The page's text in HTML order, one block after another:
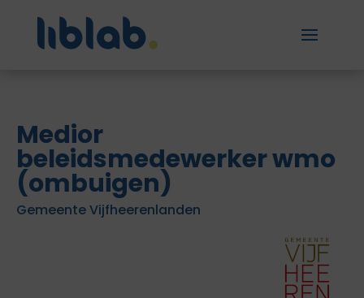
Medior
beleidsmedewerker wmo
(ombuigen)
Gemeente Vijfheerenlanden